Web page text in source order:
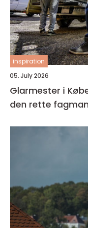
inspiration
05. July 2026
Glarmester i
den rette